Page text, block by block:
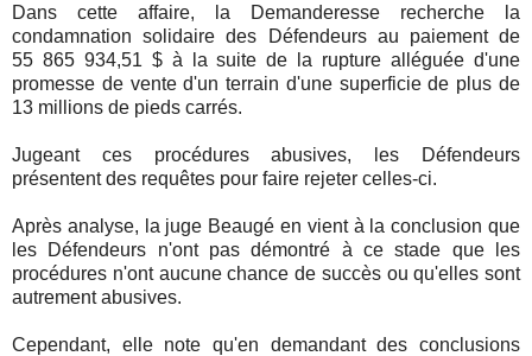
Dans cette affaire, la Demanderesse recherche la
condamnation solidaire des Défendeurs au paiement de
55 865 934,51 $ à la suite de la rupture alléguée d'une
promesse de vente d'un terrain d'une superficie de plus de
13 millions de pieds carrés.
Jugeant ces procédures abusives, les Défendeurs
présentent des requêtes pour faire rejeter celles-ci.
Après analyse, la juge Beaugé en vient à la conclusion que
les Défendeurs n'ont pas démontré à ce stade que les
procédures n'ont aucune chance de succès ou qu'elles sont
autrement abusives.
Cependant, elle note qu'en demandant des conclusions